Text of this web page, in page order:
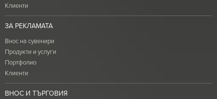
Клиенти
ЗА РЕКЛАМАТА
Внос на сувенири
Продукти и услуги
Портфолио
Клиенти
ВНОС И ТЪРГОВИЯ